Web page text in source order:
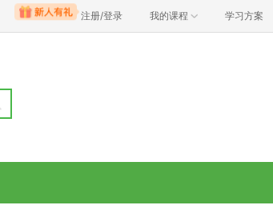
注册/登录 我的课程 学习方案